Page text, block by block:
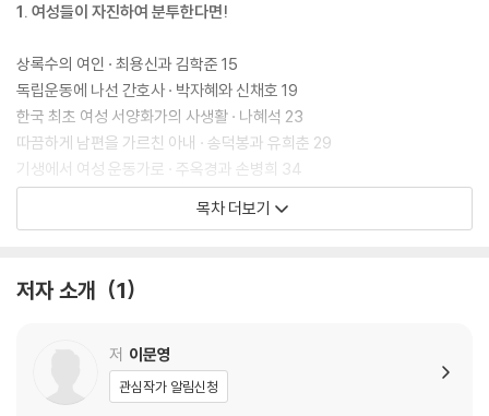
1. 여성들이 자진하여 분투한다면!
상록수의 여인 · 최용신과 김학준 15
독립운동에 나선 간호사 · 박자혜와 신채호 19
한국 최초 여성 서양화가의 사생활 · 나혜석 23
따끔하게 남편을 가르친 아내 · 송덕봉과 유희춘 29
기생에서 여성 운동가로 · 주옥경과 손병희 34
큰 마음으로 하늘을 가르며 · 권기옥과 이상정 39
장군의 아내, 원한을 갚다 · 명원부인과 석우로 42
의사도 사랑의 열병 앞에서는 · 허영숙과 이광수 55
사의 찬미 · 윤심덕과 김우진 60
아나키스트 연인들 · 가네코 후미코와 박열 67
목차 더보기
저자 소개 1
저 이문영
관심작가 알림신청